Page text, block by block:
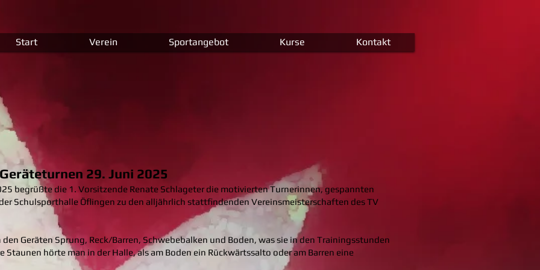
Start Verein Sportangebot Kurse Kontakt
29. Juni 2025
begrüßte die 1. Vorsitzende Renate Schlageter die motivierten Turnerinnen, gespannten
Schulsporthalle Öflingen zu den alljährlich stattfindenden Vereinsmeisterschaften des TV
Geräten Sprung, Reck/Barren, Schwebebalken und Boden, was sie in den Trainingsstunden
Staunen hörte man in der Halle, als am Boden ein Rückwärtssalto oder am Barren eine